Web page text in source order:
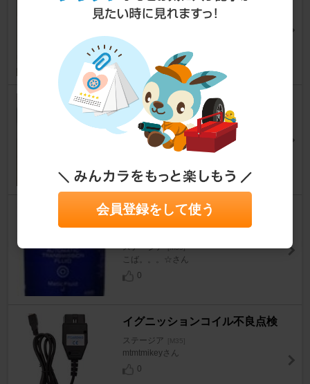
ステージア [M35]
テールランプ外し
ステージア [M35]
こば。。。☆さん
６ヶ月点検＆オイル＆ＡＴＦ交
換
ステージア [M35]
こば。。。☆さん
0
イグニッションコイル不良点検
ステージア [M35]
mtmtmikeyさん
0
会員登録をして使う